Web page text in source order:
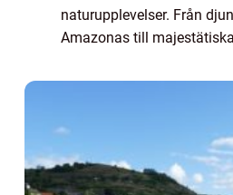
naturupplevelser. Från
Amazonas till
variation att upptäcka.